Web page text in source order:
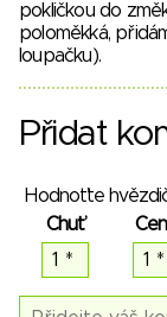
pokličkou do
poloměkká,
loupačku).
Přidat
Hodnoťte
Chuť